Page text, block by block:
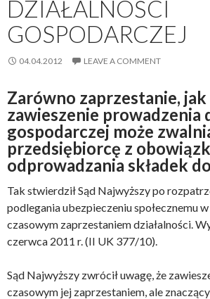
DZIAŁALNOŚCI
GOSPODARCZEJ
04.04.2012 LEAVE A COMMENT
Zarówno zaprzestanie, jak
zawieszenie prowadzenia
gospodarczej może
przedsiębiorcę z
odprowadzania składek
Tak stwierdził Sąd Najwyższy po
podlegania ubezpieczeniu społecznemu
czasowym zaprzestaniem działalności.
czerwca 2011 r. (II UK 377/10).
Sąd Najwyższy zwrócił uwagę, że
czasowym jej zaprzestaniem, ale